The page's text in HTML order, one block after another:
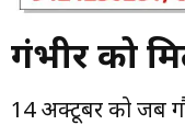
गंभीर को
14 अक्टूबर को जब